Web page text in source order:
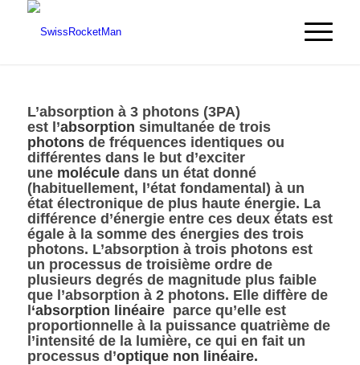
L’absorption à 3 photons(3PA)
est l’absorption simultanée de trois
photonsde fréquences identiques ou
différentes dans le but d’exciter
une moléculedans un état donné
(habituellement, l’état fondamental) à un
état électronique de plus haute énergie. La
différence d’énergie entre ces deux états est
égale à la somme des énergies des trois
photons. L’absorption à trois photons est
un processus de troisième ordre de
plusieurs degrés de magnitude plus faible
que l’absorption à 2 photons. Elle diffère de
‘absorption linéaireparce qu’elle est
proportionnelle à la puissance quatrième de
l’intensité de la lumière, ce qui en fait un
processus d’optique non linéaire.